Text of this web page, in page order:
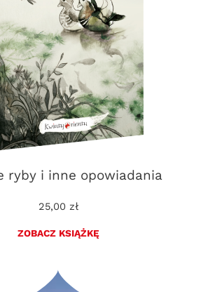
ryby i inne opowiadania
25,00 zł
ZOBACZ KSIĄŻKĘ